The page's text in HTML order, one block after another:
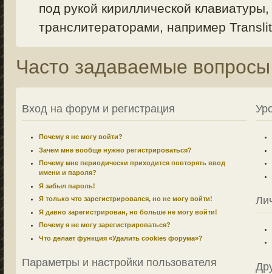
под рукой кириллической
транслитераторами, например
Часто задаваемые вопросы
Вход на форум и регистрация
Почему я не могу войти?
Зачем мне вообще нужно регистрироваться?
Почему мне периодически приходится повторять ввод
имени и пароля?
Я забыл пароль!
Я только что зарегистрировался, но не могу войти!
Я давно зарегистрирован, но больше не могу войти!
Почему я не могу зарегистрироваться?
Что делает функция «Удалить cookies форума»?
Параметры и настройки пользователя